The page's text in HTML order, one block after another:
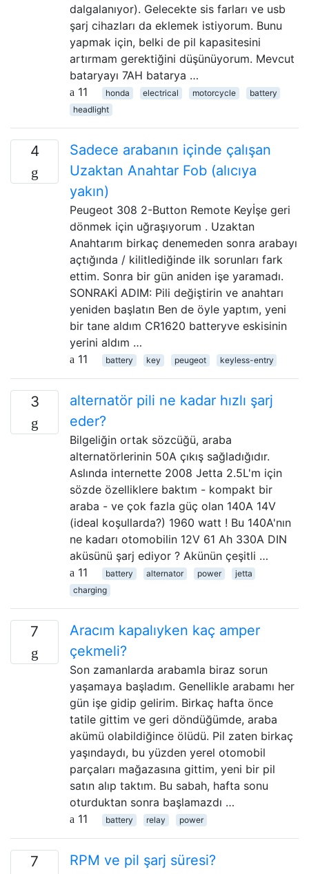
dalgalanıyor). Gelecekte sis farları ve usb
şarj cihazları da eklemek istiyorum. Bunu
yapmak için, belki de pil kapasitesini
artırmam gerektiğini düşünüyorum. Mevcut
bataryayı 7AH batarya …
11
honda electrical motorcycle
battery
headlight
4
Sadece arabanın içinde çalışan
Uzaktan Anahtar Fob (alıcıya
yakın)
Peugeot 308 2-Button Remote Keyİşe geri
dönmek için uğraşıyorum . Uzaktan
Anahtarım birkaç denemeden sonra arabayı
açtığında / kilitlediğinde ilk sorunları fark
ettim. Sonra bir gün aniden işe yaramadı.
SONRAKİ ADIM: Pili değiştirin ve anahtarı
yeniden başlatın Ben de öyle yaptım, yeni
bir tane aldım CR1620 batteryve eskisinin
yerini aldım …
11
battery key peugeot keyless-entry
3
alternatör pili ne kadar hızlı şarj
eder?
Bilgeliğin ortak sözcüğü, araba
alternatörlerinin 50A çıkış sağladığıdır.
Aslında internette 2008 Jetta 2.5L'm için
sözde özelliklere baktım - kompakt bir
araba - ve çok fazla güç olan 140A 14V
(ideal koşullarda?) 1960 watt ! Bu 140A'nın
ne kadarı otomobilin 12V 61 Ah 330A DIN
aküsünü şarj ediyor ? Akünün çeşitli …
11
battery alternator power
jetta
charging
7
Aracım kapalıyken kaç amper
çekmeli?
Son zamanlarda arabamla biraz sorun
yaşamaya başladım. Genellikle arabamı her
gün işe gidip gelirim. Birkaç hafta önce
tatile gittim ve geri döndüğümde, araba
akümü olabildiğince ölüdü. Pil zaten birkaç
yaşındaydı, bu yüzden yerel otomobil
parçaları mağazasına gittim, yeni bir pil
satın alıp taktım. Bu sabah, hafta sonu
oturduktan sonra başlamazdı …
11
battery relay power
7 RPM ve pil şarj süresi?